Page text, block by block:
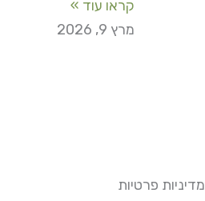
קראו עוד »
מרץ 9, 2026
מדיניות פרטיות